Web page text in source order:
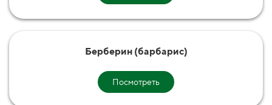
Берберин (барбарис)
Посмотреть